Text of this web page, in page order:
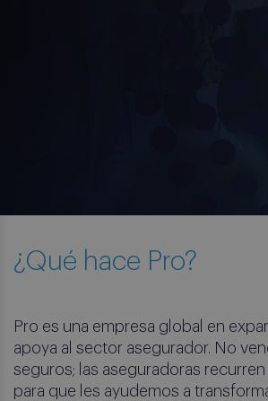
¿Qué hace Pro?
Pro es una empresa global en
apoya al sector asegurador. No
seguros; las aseguradoras
para que les ayudemos a